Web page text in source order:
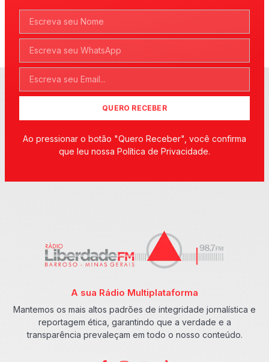
QUERO RECEBER
Ao pressionar o botão "Quero Receber", você confirma
que leu nossa Política de Privacidade.
A sua Rádio Multiplataforma
Mantemos os mais altos padrões de integridade jornalística e
reportagem ética, garantindo que a verdade e a
transparência prevaleçam em todo o nosso conteúdo.